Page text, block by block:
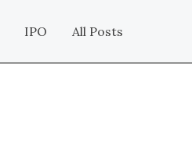
IPO All Posts